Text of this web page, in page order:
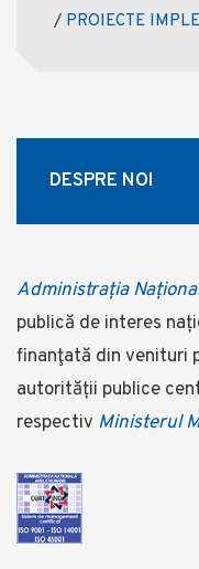
/ PROIECTE
DESPRE NOI
Administrația
publică de interes
finanţată din venituri
autorității publice
respectiv Ministerul